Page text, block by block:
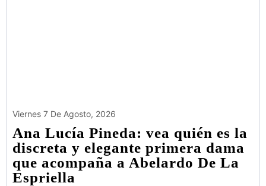
Viernes 7 De Agosto, 2026
Ana Lucía Pineda: vea quién es la
discreta y elegante primera dama
que acompaña a Abelardo De La
Espriella